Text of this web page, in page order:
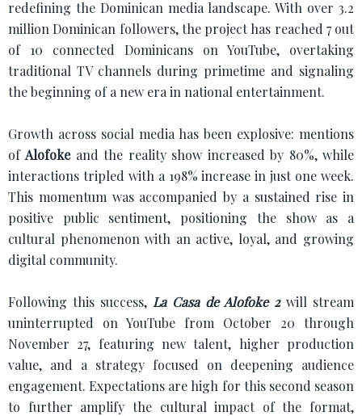
redefining the Dominican media landscape. With over 3.2
million Dominican followers, the project has reached 7 out
of 10 connected Dominicans on YouTube, overtaking
traditional TV channels during primetime and signaling
the beginning of a new era in national entertainment.
Growth across social media has been explosive: mentions
ofAlofokeand the reality show increased by 80%, while
interactions tripled with a 198% increase in just one week.
This momentum was accompanied by a sustained rise in
positive public sentiment, positioning the show as a
cultural phenomenon with an active, loyal, and growing
digital community.
Following this success, La Casa de Alofoke 2will stream
uninterrupted on YouTube from October 20 through
November 27, featuring new talent, higher production
value, and a strategy focused on deepening audience
engagement. Expectations are high for this second season
to further amplify the cultural impact of the format,